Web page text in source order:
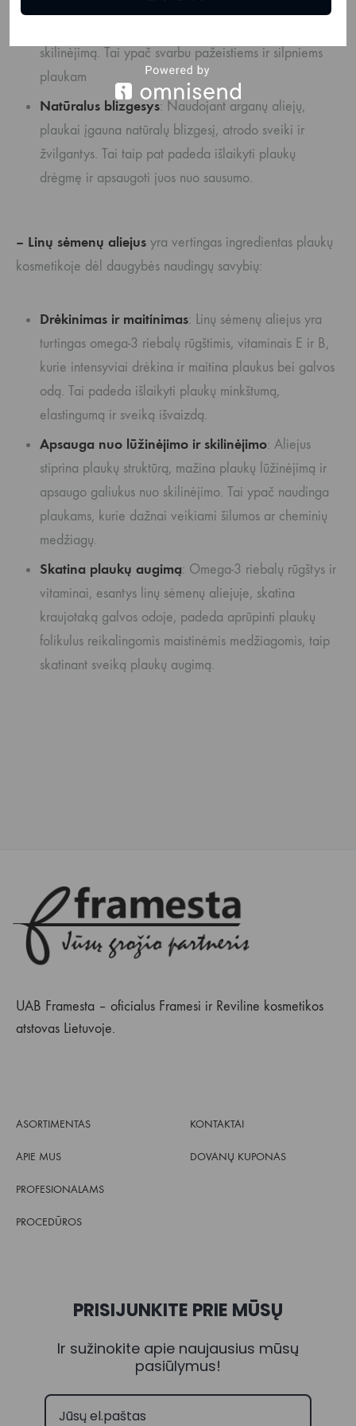
maistinių medžiagų, arganų aliejus stiprina plaukų
skilinėjimą. Tai ypač svarbu pažeistiems ir silpniems
plaukam
Natūralus blizgesys: Naudojant arganų aliejų,
plaukai įgauna natūralų blizgesį, atrodo sveiki ir
žvilgantys. Tai taip pat padeda išlaikyti plaukų
drėgmę ir apsaugoti juos nuo sausumo.
– Linų sėmenų aliejus yra vertingas ingredientas plaukų
kosmetikoje dėl daugybės naudingų savybių:
Drėkinimas ir maitinimas: Linų sėmenų aliejus yra
turtingas omega-3 riebalų rūgštimis, vitaminais E ir B,
kurie intensyviai drėkina ir maitina plaukus bei galvos
odą. Tai padeda išlaikyti plaukų minkštumą,
elastingumą ir sveiką išvaizdą.
Apsauga nuo lūžinėjimo ir skilinėjimo: Aliejus
stiprina plaukų struktūrą, mažina plaukų lūžinėjimą ir
apsaugo galiukus nuo skilinėjimo. Tai ypač naudinga
plaukams, kurie dažnai veikiami šilumos ar cheminių
medžiagų.
Skatina plaukų augimą: Omega-3 riebalų rūgštys ir
vitaminai, esantys linų sėmenų aliejuje, skatina
kraujotaką galvos odoje, padeda aprūpinti plaukų
folikulus reikalingomis maistinėmis medžiagomis, taip
skatinant sveiką plaukų augimą.
UAB Framesta – oficialus Framesi ir Reviline kosmetikos
atstovas Lietuvoje.
ASORTIMENTAS
APIE MUS
PROFESIONALAMS
PROCEDŪROS
KONTAKTAI
DOVANŲ KUPONAS
PRISIJUNKITE PRIE MŪSŲ
Ir sužinokite apie naujausius mūsų
pasiūlymus!